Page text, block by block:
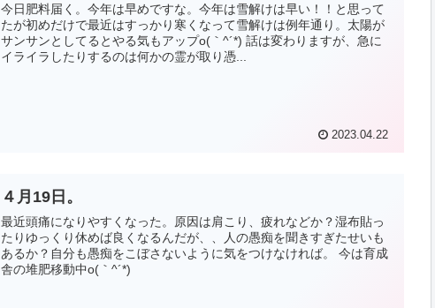
今日肥料届く。今年は早めですな。今年は雪解けは早い！！と思って
たが初めだけで最近はすっかり寒くなって雪解けは例年通り。太陽が
サンサンとしてるとやる気もアップo(｀^´*) 話は変わりますが、急に
イライラしたりするのは何かの霊が取り憑...
2023.04.22
４月19日。
最近頭痛になりやすくなった。原因は肩こり、疲れなどか？湿布貼っ
たりゆっくり休めば良くなるんだが、、人の愚痴を聞きすぎたせいも
あるか？自分も愚痴をこぼさないように気をつけなければ。 今は育成
舎の堆肥移動中o(｀^´*)